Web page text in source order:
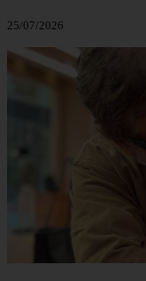
25/07/2026